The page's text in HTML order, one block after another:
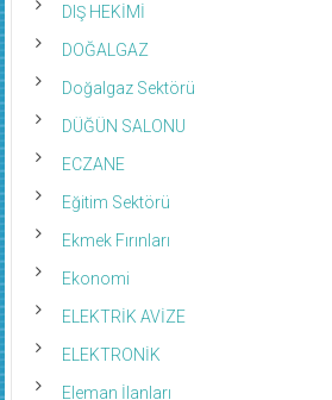
DIŞ HEKİMİ
DOĞALGAZ
Doğalgaz Sektörü
DÜĞÜN SALONU
ECZANE
Eğitim Sektörü
Ekmek Fırınları
Ekonomi
ELEKTRİK AVİZE
ELEKTRONİK
Eleman İlanları